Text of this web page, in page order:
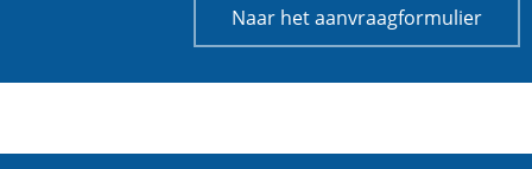
Naar het aanvraagformulier